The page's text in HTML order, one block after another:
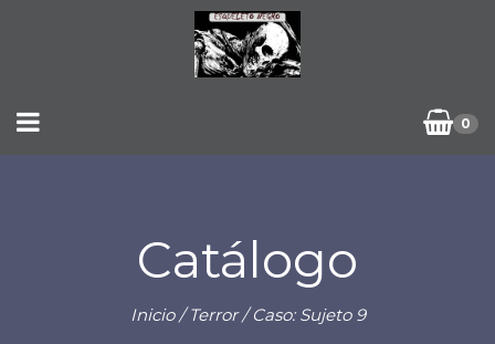
0
Catálogo
Inicio/Terror/ Caso: Sujeto 9